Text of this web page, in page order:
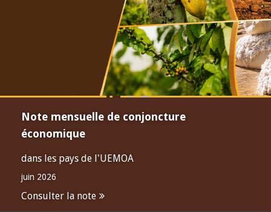
Note mensuelle de conjoncture
économique
dans les pays de l'UEMOA
juin 2026
Consulter la note